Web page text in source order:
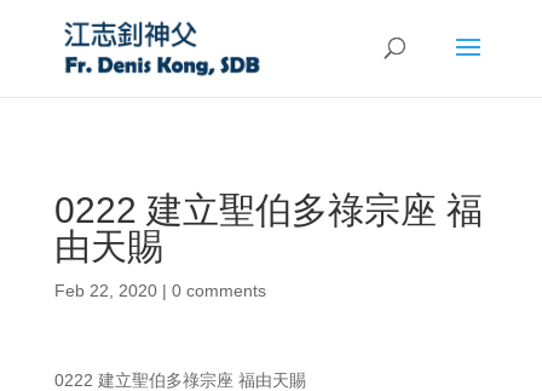
0222 建立聖伯多祿宗座 福
由天賜
Feb 22, 2020| 0 comments
0222 建立聖伯多祿宗座 福由天賜